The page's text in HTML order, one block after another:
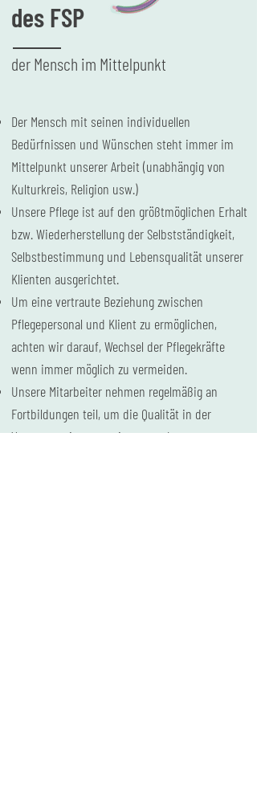
des FSP
der Mensch im Mittelpunkt
Der Mensch mit seinen individuellen
Bedürfnissen und Wünschen steht immer im
Mittelpunkt unserer Arbeit (unabhängig von
Kulturkreis, Religion usw.)
Unsere Pflege ist auf den größtmöglichen Erhalt
bzw. Wiederherstellung der Selbstständigkeit,
Selbstbestimmung und Lebensqualität unserer
Klienten ausgerichtet.
Um eine vertraute Beziehung zwischen
Pflegepersonal und Klient zu ermöglichen,
achten wir darauf, Wechsel der Pflegekräfte
wenn immer möglich zu vermeiden.
Unsere Mitarbeiter nehmen regelmäßig an
Fortbildungen teil, um die Qualität in der
Versorgung immer weiter auszubauen.